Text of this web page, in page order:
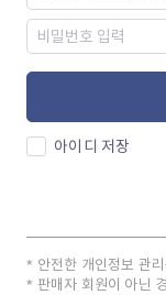
아이디 저장
안전한 개인정보 관
판매자 회원이 아닌